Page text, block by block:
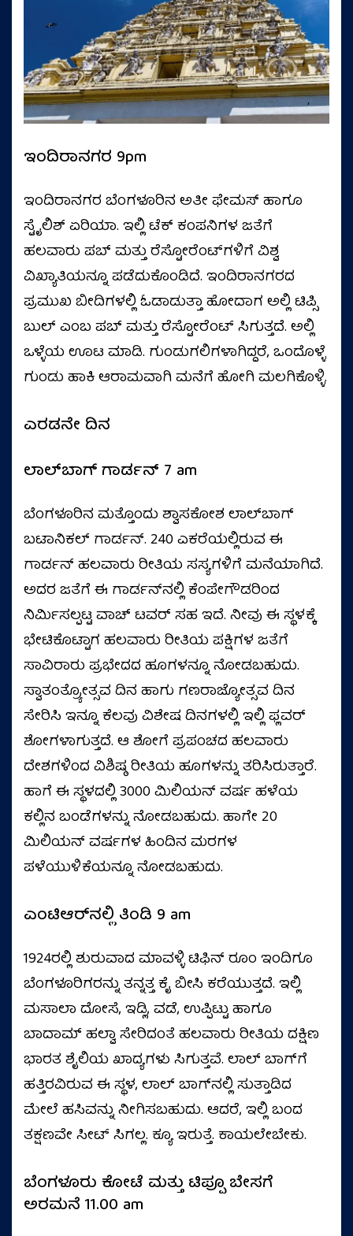
ಇಂದಿರಾನಗರ 9pm
ಇಂದಿರಾನಗರ ಬೆಂಗಳೂರಿನ ಅತೀ ಫೇಮಸ್‌ ಹಾಗೂ
ಸ್ಟೈಲಿಶ್‌ ಏರಿಯಾ. ಇಲ್ಲಿ ಟೆಕ್‌ ಕಂಪನಿಗಳ ಜತೆಗೆ
ಹಲವಾರು ಪಬ್‌ ಮತ್ತು ರೆಸ್ಟೋರೆಂಟ್‌ಗಳಿಗೆ ವಿಶ್ವ
ವಿಖ್ಯಾತಿಯನ್ನೂ ಪಡೆದುಕೊಂಡಿದೆ. ಇಂದಿರಾನಗರದ
ಪ್ರಮುಖ ಬೀದಿಗಳಲ್ಲಿ ಓಡಾಡುತ್ತಾ ಹೋದಾಗ ಅಲ್ಲಿ ಟಿಪ್ಸಿ
ಬುಲ್‌ ಎಂಬ ಪಬ್‌ ಮತ್ತು ರೆಸ್ಟೋರೆಂಟ್‌ ಸಿಗುತ್ತದೆ. ಅಲ್ಲಿ
ಒಳ್ಳೆಯ ಊಟ ಮಾಡಿ. ಗುಂಡುಗಲಿಗಳಾಗಿದ್ದರೆ, ಒಂದೊಳ್ಳೆ
ಗುಂಡು ಹಾಕಿ ಆರಾಮವಾಗಿ ಮನೆಗೆ ಹೋಗಿ ಮಲಗಿಕೊಳ್ಳಿ.
ಎರಡನೇ ದಿನ
ಲಾಲ್‌ಬಾಗ್‌ ಗಾರ್ಡನ್‌ 7 am
ಬೆಂಗಳೂರಿನ ಮತ್ತೊಂದು ಶ್ವಾಸಕೋಶ ಲಾಲ್‌ಬಾಗ್‌
ಬಟಾನಿಕಲ್‌ ಗಾರ್ಡನ್‌. 240 ಎಕರೆಯಲ್ಲಿರುವ ಈ
ಗಾರ್ಡನ್‌ ಹಲವಾರು ರೀತಿಯ ಸಸ್ಯಗಳಿಗೆ ಮನೆಯಾಗಿದೆ.
ಅದರ ಜತೆಗೆ ಈ ಗಾರ್ಡನ್‌ನಲ್ಲಿ ಕೆಂಪೇಗೌಡರಿಂದ
ನಿರ್ಮಿಸಲ್ಪಟ್ಟ ವಾಚ್‌ ಟವರ್‌ ಸಹ ಇದೆ. ನೀವು ಈ ಸ್ಥಳಕ್ಕೆ
ಭೇಟಿಕೊಟ್ಟಾಗ ಹಲವಾರು ರೀತಿಯ ಪಕ್ಷಿಗಳ ಜತೆಗೆ
ಸಾವಿರಾರು ಪ್ರಭೇದದ ಹೂಗಳನ್ನೂ ನೋಡಬಹುದು.
ಸ್ವಾತಂತ್ರ್ಯೋತ್ಸವ ದಿನ ಹಾಗು ಗಣರಾಜ್ಯೋತ್ಸವ ದಿನ
ಸೇರಿಸಿ ಇನ್ನೂ ಕೆಲವು ವಿಶೇಷ ದಿನಗಳಲ್ಲಿ ಇಲ್ಲಿ ಫ್ಲವರ್‌
ಶೋಗಳಾಗುತ್ತದೆ. ಆ ಶೋಗೆ ಪ್ರಪಂಚದ ಹಲವಾರು
ದೇಶಗಳಿಂದ ವಿಶಿಷ್ಠ ರೀತಿಯ ಹೂಗಳನ್ನು ತರಿಸಿರುತ್ತಾರೆ.
ಹಾಗೆ ಈ ಸ್ಥಳದಲ್ಲಿ 3000 ಮಿಲಿಯನ್‌ ವರ್ಷ ಹಳೆಯ
ಕಲ್ಲಿನ ಬಂಡೆಗಳನ್ನು ನೋಡಬಹುದು. ಹಾಗೇ 20
ಮಿಲಿಯನ್‌ ವರ್ಷಗಳ ಹಿಂದಿನ ಮರಗಳ
ಪಳೆಯುಳಿಕೆಯನ್ನೂ ನೋಡಬಹುದು.
ಎಂಟಿಆರ್‌ನಲ್ಲಿ ತಿಂಡಿ 9 am
1924ರಲ್ಲಿ ಶುರುವಾದ ಮಾವಳ್ಳಿ ಟಿಫಿನ್‌ ರೂಂ ಇಂದಿಗೂ
ಬೆಂಗಳೂರಿಗರನ್ನು ತನ್ನತ್ತ ಕೈ ಬೀಸಿ ಕರೆಯುತ್ತದೆ. ಇಲ್ಲಿ
ಮಸಾಲಾ ದೋಸೆ, ಇಡ್ಲಿ, ವಡೆ, ಉಪ್ಪಿಟ್ಟು ಹಾಗೂ
ಬಾದಾಮ್‌ ಹಲ್ವಾ ಸೇರಿದಂತೆ ಹಲವಾರು ರೀತಿಯ ದಕ್ಷಿಣ
ಭಾರತ ಶೈಲಿಯ ಖಾದ್ಯಗಳು ಸಿಗುತ್ತವೆ. ಲಾಲ್‌ ಬಾಗ್‌ಗೆ
ಹತ್ತಿರವಿರುವ ಈ ಸ್ಥಳ, ಲಾಲ್‌ ಬಾಗ್‌ನಲ್ಲಿ ಸುತ್ತಾಡಿದ
ಮೇಲೆ ಹಸಿವನ್ನು ನೀಗಿಸಬಹುದು. ಆದರೆ, ಇಲ್ಲಿ ಬಂದ
ತಕ್ಷಣವೇ ಸೀಟ್‌ ಸಿಗಲ್ಲ. ಕ್ಯೂ ಇರುತ್ತೆ. ಕಾಯಲೇಬೇಕು.
ಬೆಂಗಳೂರು ಕೋಟೆ ಮತ್ತು ಟಿಪ್ಪೂ ಬೇಸಗೆ
ಅರಮನೆ 11.00 am